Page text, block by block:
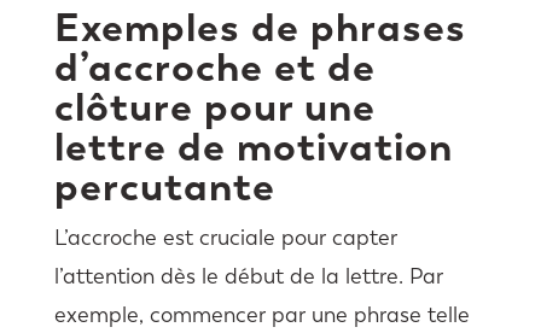
Exemples de phrases
d’accroche et de
clôture pour une
lettre de motivation
percutante
L’accroche est cruciale pour capter
l’attention dès le début de la lettre. Par
exemple, commencer par une phrase telle